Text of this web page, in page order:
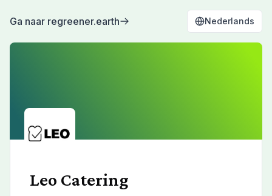
Ga naar regreener.earth Nederlands
Leo Catering